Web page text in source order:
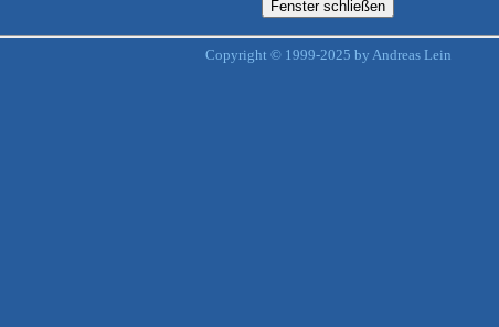
Copyright © 1999-2025 by Andreas Lein